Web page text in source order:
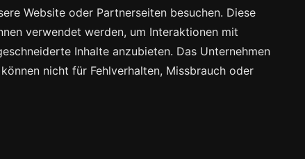
Website oder Partnerseiten besuchen. Diese
verwendet werden, um Interaktionen mit
Inhalte anzubieten. Das Unternehmen
nicht für Fehlverhalten, Missbrauch oder